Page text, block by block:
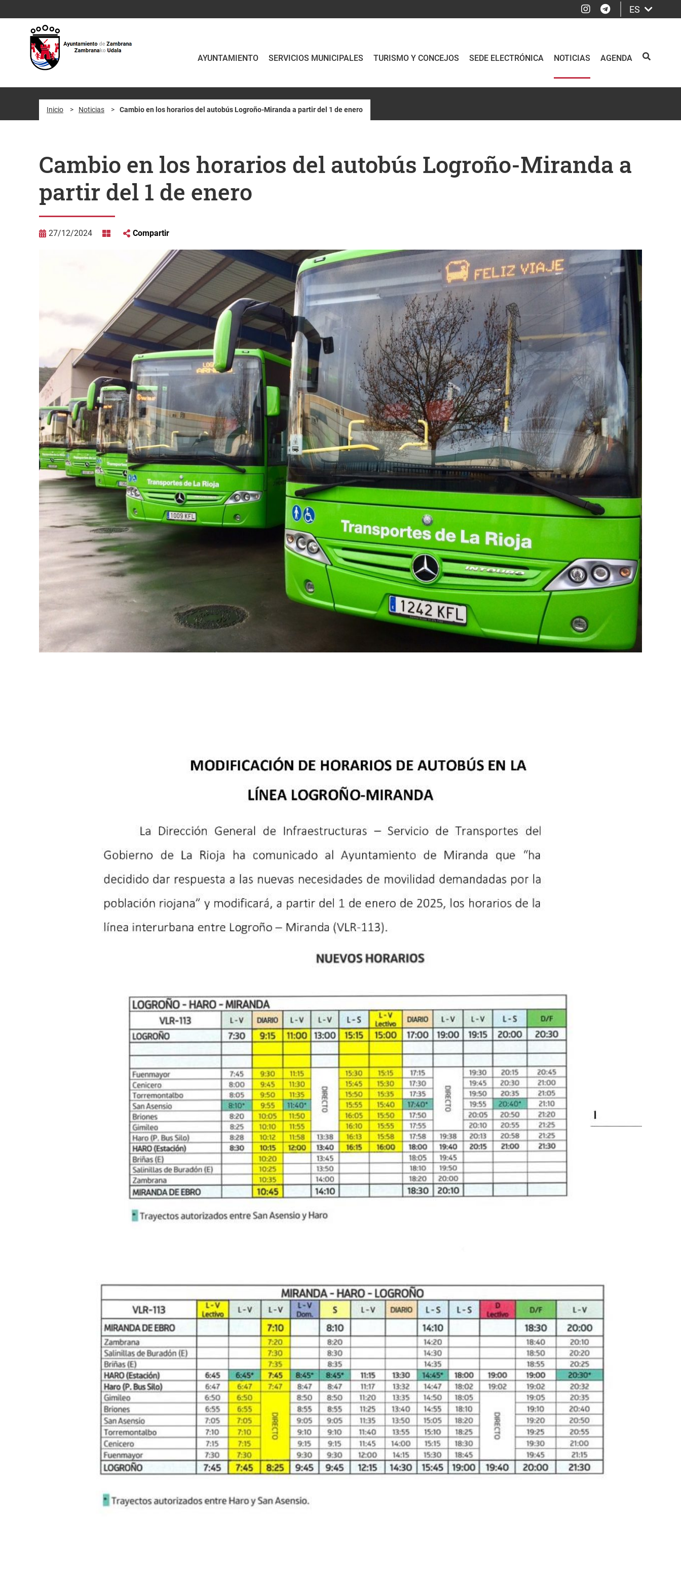
Instagram
Telegram
ES
AYUNTAMIENTO SERVICIOS MUNICIPALES TURISMO Y CONCEJOS SEDE ELECTRÓNICA NOTICIAS AGENDA BUSCAR
Inicio > Noticias > Cambio en los horarios del autobús Logroño-Miranda a partir del 1 de enero
Cambio en los horarios del autobús Logroño-Miranda a
partir del 1 de enero
27/12/2024 Compartir